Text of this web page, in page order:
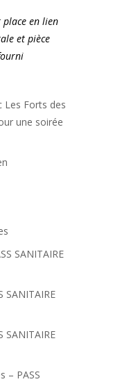
place en lien
et pièce
Les Forts des
une soirée
SANITAIRE
SANITAIRE
SANITAIRE
– PASS